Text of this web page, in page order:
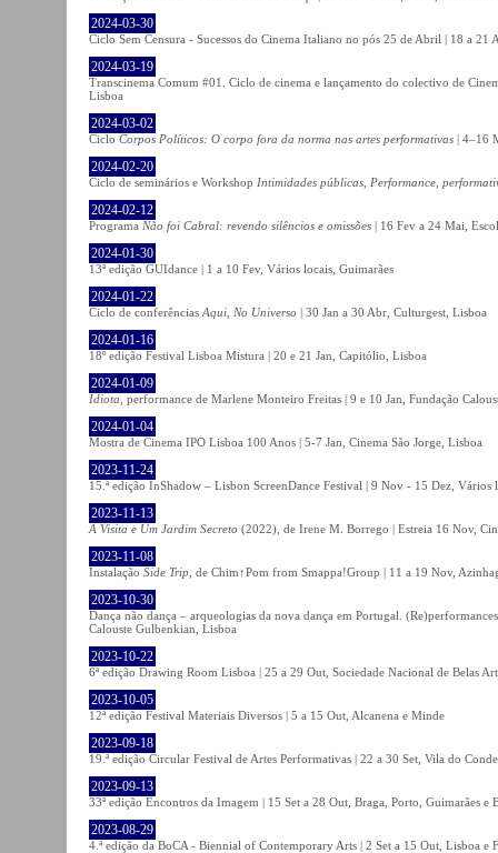
2024-03-30
Ciclo Sem Censura - Sucessos do Cinema Italiano no pós 25 de Abril | 18 a
2024-03-19
Transcinema Comum #01. Ciclo de cinema e lançamento do colectivo de
Lisboa
2024-03-02
Ciclo Corpos Políticos: O corpo fora da norma nas artes performativas | 4–16
2024-02-20
Ciclo de seminários e Workshop Intimidades públicas, Performance,
2024-02-12
Programa Não foi Cabral: revendo silêncios e omissões | 16 Fev a 24 Mai,
2024-01-30
13ª edição GUIdance | 1 a 10 Fev, Vários locais, Guimarães
2024-01-22
Ciclo de conferências Aqui, No Universo | 30 Jan a 30 Abr, Culturgest, Lisboa
2024-01-16
18º edição Festival Lisboa Mistura | 20 e 21 Jan, Capitólio, Lisboa
2024-01-09
Idiota , performance de Marlene Monteiro Freitas | 9 e 10 Jan, Fundação
2024-01-04
Mostra de Cinema IPO Lisboa 100 Anos | 5-7 Jan, Cinema São Jorge, Lisboa
2023-11-24
15.ª edição InShadow – Lisbon ScreenDance Festival | 9 Nov - 15 Dez, Vários
2023-11-13
A Visita e Um Jardim Secreto (2022), de Irene M. Borrego | Estreia 16 Nov,
2023-11-08
Instalação Side Trip , de Chim↑Pom from Smappa!Group | 11 a 19 Nov,
2023-10-30
Dança não dança – arqueologias da nova dança em Portugal.
Calouste Gulbenkian, Lisboa
2023-10-22
6ª edição Drawing Room Lisboa | 25 a 29 Out, Sociedade Nacional de Belas
2023-10-05
12ª edição Festival Materiais Diversos | 5 a 15 Out, Alcanena e Minde
2023-09-18
19.ª edição Circular Festival de Artes Performativas | 22 a 30 Set, Vila do Conde
2023-09-13
33ª edição Encontros da Imagem | 15 Set a 28 Out, Braga, Porto, Guimarães e
2023-08-29
4.ª edição da BoCA - Biennial of Contemporary Arts | 2 Set a 15 Out, Lisboa e